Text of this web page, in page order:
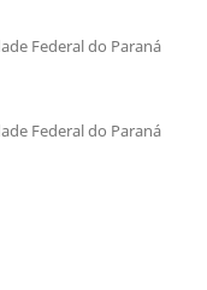
Federal do Paraná
Federal do Paraná